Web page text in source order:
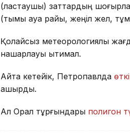
(ластаушы) заттардың
(тымық ауа райы, жеңіл жел,
Қолайсыз метеорологиялық
нашарлауы ықтимал.
Айта кетейік, Петропавлда
қашырды.
Ал Орал тұрғындары полигон